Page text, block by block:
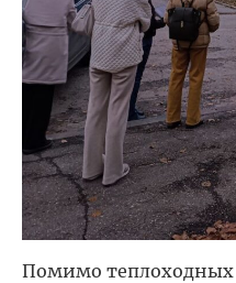
Помимо